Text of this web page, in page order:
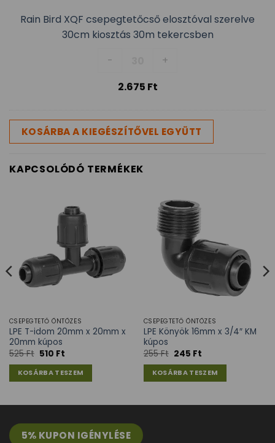
Rain Bird XQF csepegtetőcső elosztóval szerelve
30cm kiosztás 30m tekercsben
-
Rain Bird XQF csepegtetőcső
+
2.675 Ft
KOSÁRBA A KIEGÉSZÍTŐVEL EGYÜTT
KAPCSOLÓDÓ TERMÉKEK
CSEPEGTETŐ ÖNTÖZÉS
LPE T-idom 20mm x 20mm x
20mm kúpos
525Ft 510 Ft
KOSÁRBA TESZEM
CSEPEGTETŐ ÖNTÖZÉS
LPE Könyök 16mm x 3/4″ KM
kúpos
255Ft 245 Ft
KOSÁRBA TESZEM
5% KUPON IGÉNYLÉSE